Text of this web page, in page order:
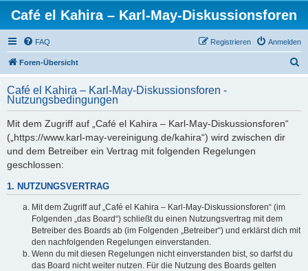
Café el Kahira – Karl-May-Diskussionsforen
FAQ Anmelden
Registrieren
Foren-Übersicht
h
Café el Kahira – Karl-May-Diskussionsforen -
Nutzungsbedingungen
Mit dem Zugriff auf „Café el Kahira – Karl-May-Diskussionsforen“
(„https://www.karl-may-vereinigung.de/kahira“) wird zwischen dir
und dem Betreiber ein Vertrag mit folgenden Regelungen
geschlossen:
1. NUTZUNGSVERTRAG
Mit dem Zugriff auf „Café el Kahira – Karl-May-Diskussionsforen“ (im
Folgenden „das Board“) schließt du einen Nutzungsvertrag mit dem
Betreiber des Boards ab (im Folgenden „Betreiber“) und erklärst dich mit
den nachfolgenden Regelungen einverstanden.
Wenn du mit diesen Regelungen nicht einverstanden bist, so darfst du
das Board nicht weiter nutzen. Für die Nutzung des Boards gelten